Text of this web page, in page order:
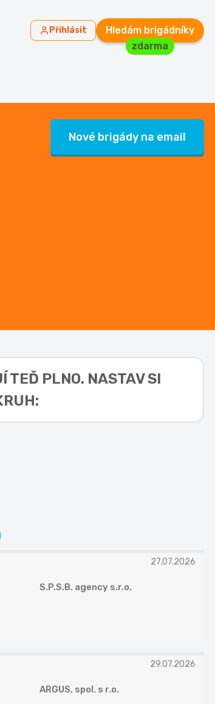
Přihlásit
Hledám brigádníky
zdarma
Nové brigády na email
TEĎ PLNO. NASTAV SI
27.07.2026
S.P.S.B. agency s.r.o.
29.07.2026
ARGUS, spol. s r.o.